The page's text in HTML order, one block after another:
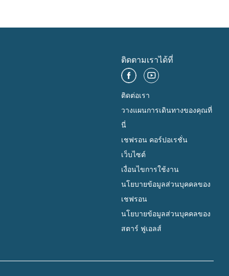
ติดตามเราได้ที่
ติดต่อเรา
วางแผนการเดินทางของคุณที่
นี่
เชฟรอน คอร์ปอเรชั่น
เว็บไซต์
เงื่อนไขการใช้งาน
นโยบายข้อมูลส่วนบุคคลของ
เชฟรอน
นโยบายข้อมูลส่วนบุคคลของ
สตาร์ ฟูเอลส์